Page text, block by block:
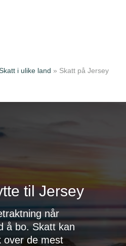
i ulike land » Skatt på Jersey
til Jersey
når
å bo. Skatt kan
over de mest